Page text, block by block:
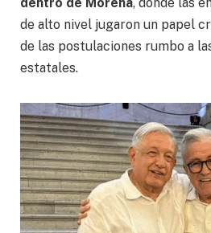
de alto nivel jugaron un papel
de las postulaciones rumbo a
estatales.